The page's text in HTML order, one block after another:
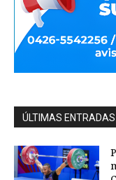
ÚLTIMAS ENTRADAS